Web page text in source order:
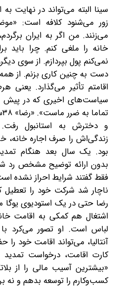
سینا البته می‌تواند در نهایت به
زور می‌شنود کلافه است:
می‌زنند. من اگر به ایران
خانه را ملغی کنم. چرا باید
نمی‌کنم پول بپردازم. از سوی
دست به چنین کاری بزنم. از
اقامتم تأثیر می‌گذارد. یعنی
سیاست‌های اخیری که در پیش
و دخترش به استانبول
زندگی‌اش را صرف اجاره خانه،
بود. یک سال بعد هنگام
بدون ارائه توضیح مشخص رد
فقط گفتند شرایط احراز نشده
ناچار شد شرکت خود را تعطیل
رضا حتی در یک استودیوی یوگا
اشتغال هم کمکی به اقامت
لباس است. او تصور می‌کرد با
آنتالیا، می‌تواند اقامت خود را
کارت اقامت، درخواست تمدید
«بیشترین آسیب مالی را از
کسب‌وکارم را توسعه بدهم و نه